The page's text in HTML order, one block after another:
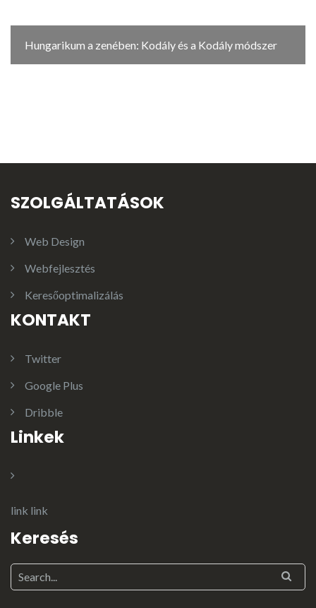
Hungarikum a zenében: Kodály és a Kodály módszer
SZOLGÁLTATÁSOK
Web Design
Webfejlesztés
Keresőoptimalizálás
KONTAKT
Twitter
Google Plus
Dribble
Linkek
link link
Keresés